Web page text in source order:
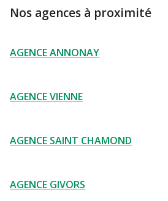
Nos agences à proximité
AGENCE ANNONAY
AGENCE VIENNE
AGENCE SAINT CHAMOND
AGENCE GIVORS